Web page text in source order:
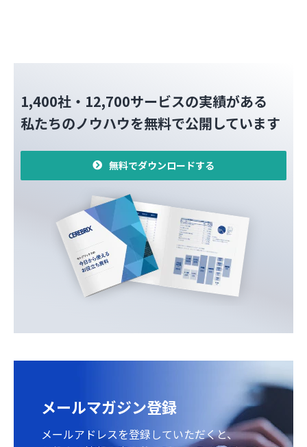
1,400社・12,700サービスの実績がある
私たちのノウハウを無料で公開しています
無料でダウンロードする
メールマガジン登録
メールアドレスを登録していただくと、